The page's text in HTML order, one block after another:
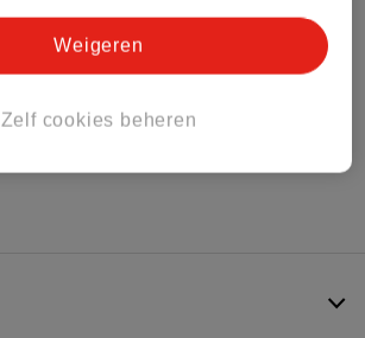
Alle Bodycremes
Zelf cookies beheren
Weigeren